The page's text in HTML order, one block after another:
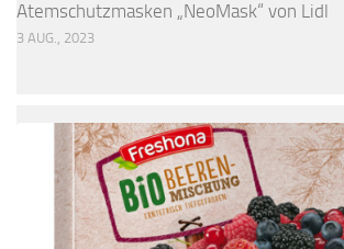
Atemschutzmasken „NeoMask“ von Lidl
3 AUG., 2023